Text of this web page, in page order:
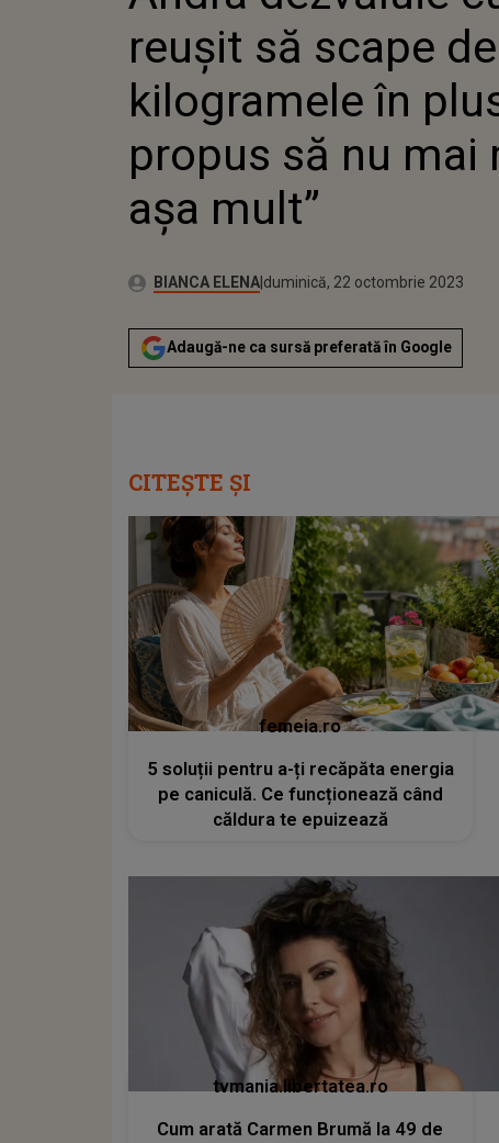
PROPUS
AȘA MULT”
reușit să scape de
kilogramele în
propus să nu mai
așa mult”
Autor:BIANCA ELENAPublicat:
sâmbătă, 22 octombrie 2022
Actualizat:
duminică, 22 octombrie 2023
Adaugă-ne ca sursă preferată în Google
CITEȘTE ȘI
femeia.ro
5 soluții pentru a-ți recăpăta energia
pe caniculă. Ce funcționează când
căldura te epuizează
tvmania.libertatea.ro
Cum arată Carmen Brumă la 49 de